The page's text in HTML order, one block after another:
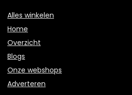
Alles winkelen
Home
Overzicht
Blogs
Onze webshops
Adverteren